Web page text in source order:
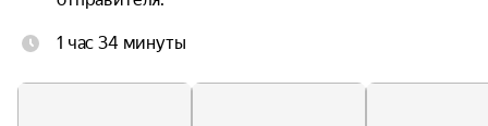
1 час 34 минуты